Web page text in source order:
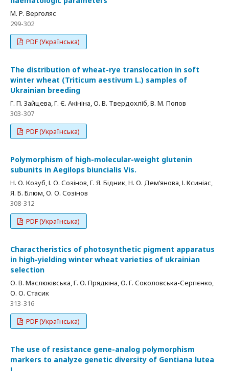
М. Р. Верголяс
299-302
PDF (Українська)
The distribution of wheat-rye translocation in soft
winter wheat (Triticum aestivum L.) samples of
Ukrainian breeding
Г. П. Зайцева, Г. Є. Акініна, О. В. Твердохліб, В. М. Попов
303-307
PDF (Українська)
Polymorphism of high-molecular-weight glutenin
subunits in Aegilops biuncialis Vis.
Н. О. Козуб, І. О. Созінов, Г. Я. Бідник, Н. О. Дем’янова, І. Ксиніас,
Я. Б. Блюм, О. О. Созінов
308-312
PDF (Українська)
Charactheristics of photosynthetic pigment apparatus
in high-yielding winter wheat varieties of ukrainian
selection
О. В. Маслюківська, Г. О. Прядкіна, О. Г. Соколовська-Сергієнко,
О. О. Стасик
313-316
PDF (Українська)
The use of resistance gene-analog polymorphism
markers to analyze genetic diversity of Gentiana lutea